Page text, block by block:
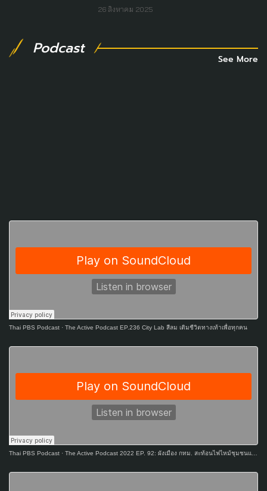
26 สิงหาคม 2025
Podcast
See More
Thai PBS Podcast · The Active Podcast EP.236 City Lab สีลม เติมชีวิตทางเท้าเพื่อทุกคน
Thai PBS Podcast · The Active Podcast 2022 EP. 92: ผังเมือง กทม. สะท้อนไฟไหม้ชุมชนแออัด